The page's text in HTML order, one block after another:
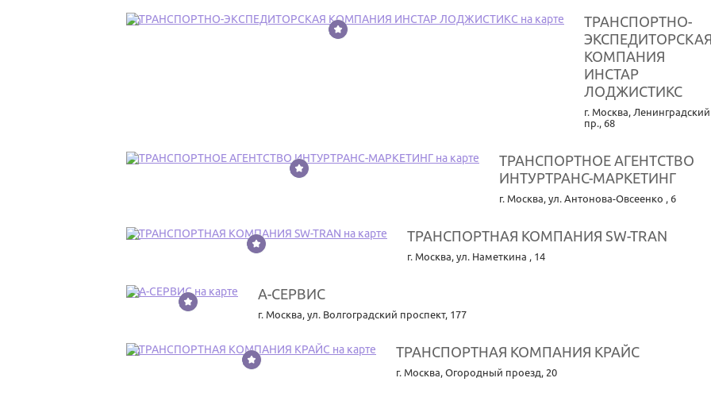
20
ТРАНСПОРТНО-
ЭКСПЕДИТОРСКАЯ
КОМПАНИЯ
ИНСТАР
ЛОДЖИСТИКС
г. Москва, Ленинградский
пр., 68
21
ТРАНСПОРТНОЕ АГЕНТСТВО
ИНТУРТРАНС-МАРКЕТИНГ
г. Москва, ул. Антонова-Овсеенко , 6
22 ТРАНСПОРТНАЯ КОМПАНИЯ SW-TRAN
г. Москва, ул. Наметкина , 14
23 А-СЕРВИС
г. Москва, ул. Волгоградский проспект, 177
24 ТРАНСПОРТНАЯ КОМПАНИЯ КРАЙС
г. Москва, Огородный проезд, 20